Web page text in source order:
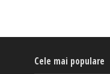
Cele mai populare